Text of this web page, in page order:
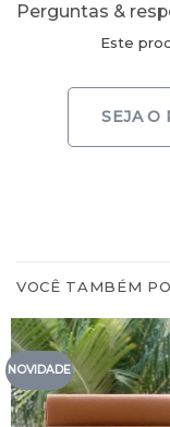
Perguntas &
Este
SEJA O
VOCÊ TAMBÉM
NOVIDADE